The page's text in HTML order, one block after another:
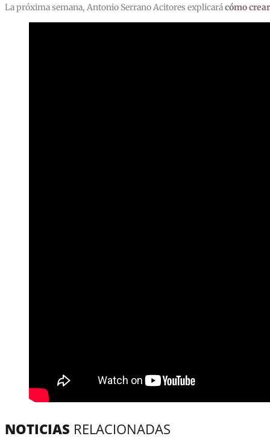
La próxima semana, Antonio Serrano Acitores explicarácómo
NOTICIAS RELACIONADAS